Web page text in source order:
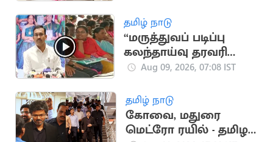
எஸ்.பி.வேலுமணி
தமிழ் நாடு
“மருத்துவப் படிப்பு
கலந்தாய்வு தரவரிசை
பட்டியல் நாளை
அருண்ராஜ்
Aug 09, 2026, 07:08 IST
தமிழ் நாடு
கோவை, மதுரை
மெட்ரோ ரயில் - தமிழக